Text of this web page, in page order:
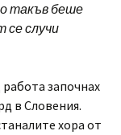
такъв беше
се случи
започнах
в Словения.
хора от